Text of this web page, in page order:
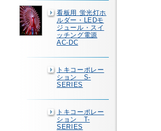
看板用 蛍光灯ホ
ルダー・LEDモ
ジュール・スイ
ッチング電源
AC-DC
トキコーポレー
ション S-
SERIES
トキコーポレー
ション T-
SERIES